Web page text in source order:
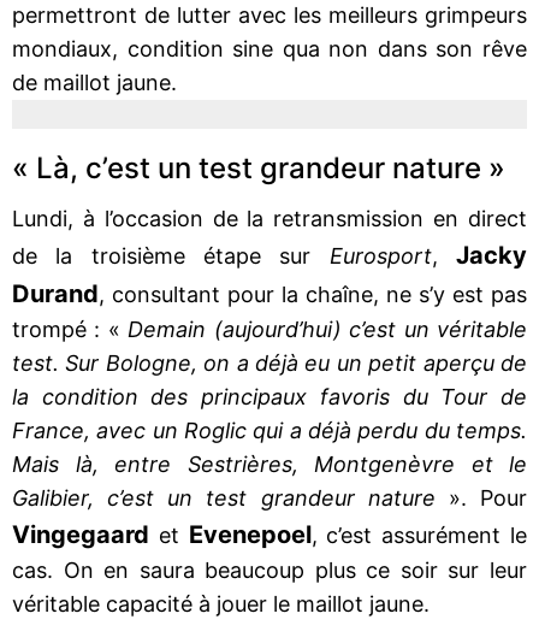
permettront de lutter avec les meilleurs grimpeurs
mondiaux, condition sine qua non dans son rêve
de maillot jaune.
« Là, c’est un test grandeur nature »
Lundi, à l’occasion de la retransmission en direct
de la troisième étape sur Eurosport,Jacky
Durand, consultant pour la chaîne, ne s’y est pas
trompé : « Demain (aujourd’hui) c’est un véritable
test. Sur Bologne, on a déjà eu un petit aperçu de
la condition des principaux favoris du Tour de
France, avec un Roglic qui a déjà perdu du temps.
Mais là, entre Sestrières, Montgenèvre et le
Galibier, c’est un test grandeur nature ». Pour
Vingegaard et Evenepoel, c’est assurément le
cas. On en saura beaucoup plus ce soir sur leur
véritable capacité à jouer le maillot jaune.